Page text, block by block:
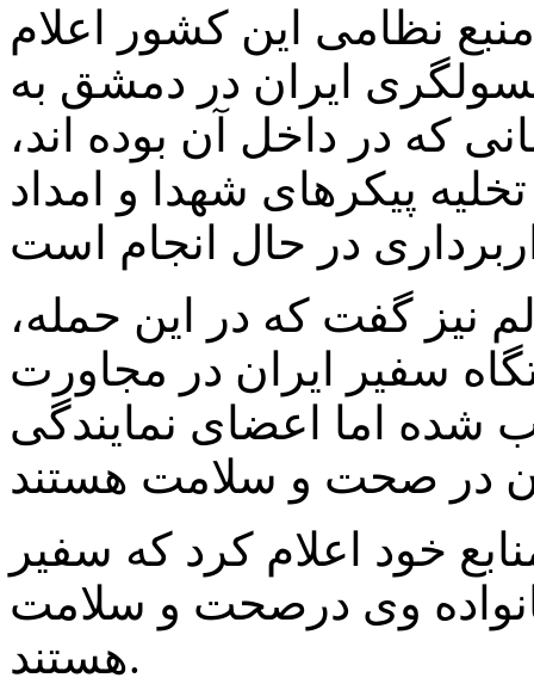
نظامی این کشور اعلام
ایران در دمشق به
که در داخل آن بوده اند،
پیکرهای شهدا و امداد
نیز گفت که در این حمله،
سفیر ایران در مجاورت
شده اما اعضای نمایندگی
خود اعلام کرد که سفیر
وی درصحت و سلامت
هستند.